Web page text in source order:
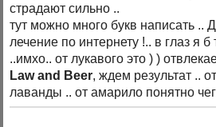
страдают сильно ..
тут можно много букв написать ..
лечение по интернету !.. в глаз я
..имхо.. от лукавого это ) )
Law and Beer, ждем результат ..
лаванды .. от амарило понятно